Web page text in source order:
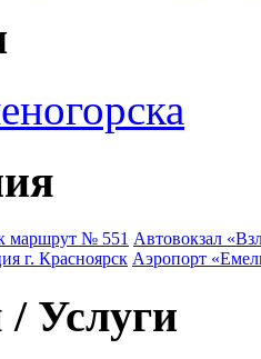
маршрут № 551 Автовокзал
г. Красноярск Аэропорт
/ Услуги